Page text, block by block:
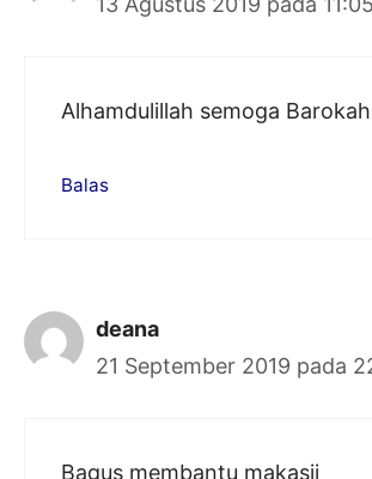
Alhamdulillah semoga Barokah
Balas
deana
21 September 2019 pada
Bagus membantu makasii